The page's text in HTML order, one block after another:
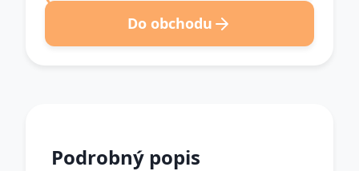
Do obchodu
Podrobný popis